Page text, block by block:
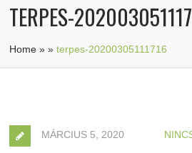
TERPES-
Home »»terpes-20200305111716
MÁRCIUS 5, 2020